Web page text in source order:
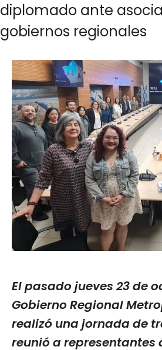
diplomado ante
gobiernos regionales
El pasado jueves 23 de
Gobierno Regional
realizó una jornada de
reunió a representantes